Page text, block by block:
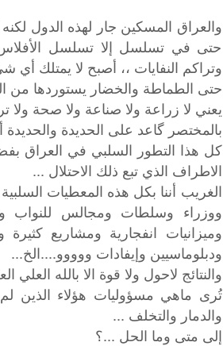
والعراق المسكين جار لهذه الدول
حتى في تسلسل إلا تسلسل الأفلاس
وتراكم النفايات ،، أصبح لا يمتلك
حتى الطماطة والخضار يستوردها من
يعني لا زراعة ولا صناعة ولا صحة ولا
بالمختصر گاعد على الحديدة والحديدة
كل هذا التطور السلبي في العراق
الاطراف الذي تبع ذلك الاحتلال ...
الغريب أننا بكل هذه المعطيات
ووزراء وسلطات ومجالس للنواب
وميزانيات انفجارية ومشاريع
ودبلوماسيين وإيفادات ووووو....الخ...
والنتائج لاحول ولا قوة الا بالله العلي
تُرى ماهي مسؤوليات هؤلاء الذين
والدمار والتخلف ...
إلى متى وما الحل ...؟